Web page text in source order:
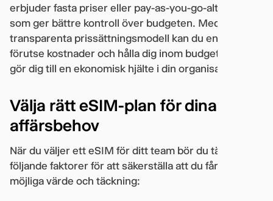
erbjuder fasta priser eller pay-as-you-go-alternativ
som ger bättre kontroll över budgeten. Med Telgeas
transparenta prissättningsmodell kan du enkelt
förutse kostnader och hålla dig inom budget – vilket
gör dig till en ekonomisk hjälte i din organisation.
Välja rätt eSIM-plan för dina
affärsbehov
När du väljer ett eSIM för ditt team bör du tänka på
följande faktorer för att säkerställa att du får bästa
möjliga värde och täckning: